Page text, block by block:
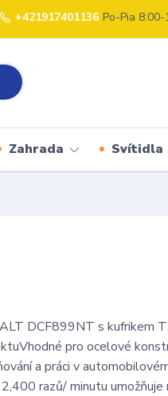
+421917401136 Po-Pia 8:00-
Zahrada Svítidla
DCF899NT s kufrikem
pro ocelové
a práci v
razů/ minutu umožňuje